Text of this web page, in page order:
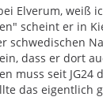
völlig sinnfreie
fehlt ein IB
die
man dann mit
als
Elverum, weiß
scheint er in
schwedischen
dass er dort
muss seit JG24
das eigentlich